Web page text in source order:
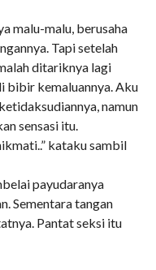
malu-malu, berusaha
Tapi setelah
ditariknya lagi
bibir kemaluannya. Aku
namun
sensasi itu.
kataku sambil
payudaranya
Sementara tangan
Pantat seksi itu